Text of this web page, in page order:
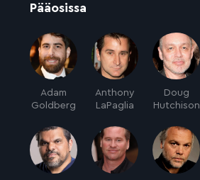
Pääosissa
Adam
Goldberg
Anthony
LaPaglia
Doug
Hutchison